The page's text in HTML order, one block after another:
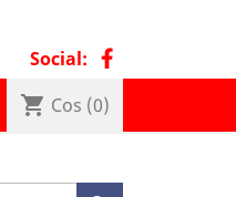
Social:
shopping_cart Cos (0)